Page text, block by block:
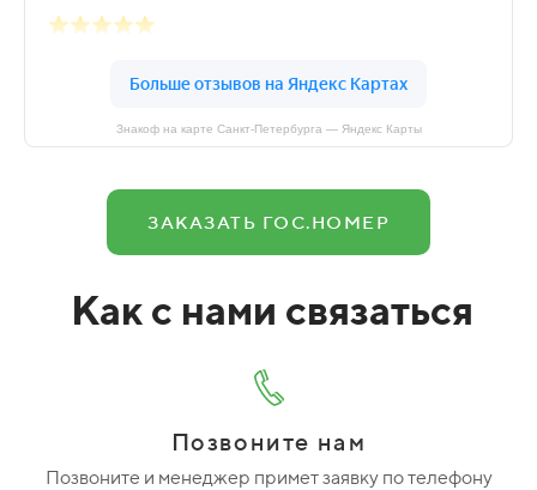
Знакоф на карте Санкт‑Петербурга — Яндекс Карты
ЗАКАЗАТЬ ГОС.НОМЕР
Как с нами связаться
Позвоните нам
Позвоните и менеджер примет заявку по телефону